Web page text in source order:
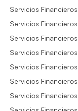
Servicios
Servicios
Servicios
Servicios
Servicios
Servicios
Servicios